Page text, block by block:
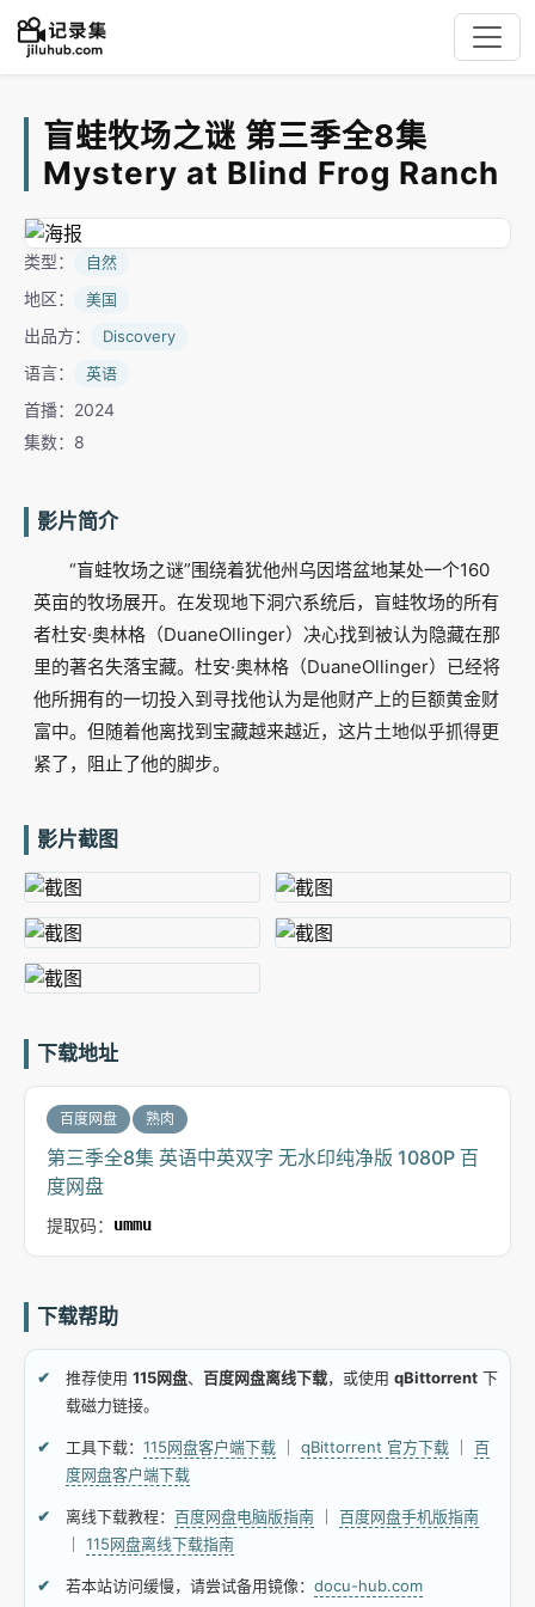
盲蛙牧场之谜 第三季全8集
Mystery at Blind Frog Ranch
类型： 自然
地区： 美国
出品方： Discovery
语言： 英语
首播：2024
集数：8
影片简介
“盲蛙牧场之谜”围绕着犹他州乌因塔盆地某处一个160
英亩的牧场展开。在发现地下洞穴系统后，盲蛙牧场的所有
者杜安·奥林格（DuaneOllinger）决心找到被认为隐藏在那
里的著名失落宝藏。杜安·奥林格（DuaneOllinger）已经将
他所拥有的一切投入到寻找他认为是他财产上的巨额黄金财
富中。但随着他离找到宝藏越来越近，这片土地似乎抓得更
紧了，阻止了他的脚步。
影片截图
下载地址
百度网盘 熟肉
第三季全8集 英语中英双字 无水印纯净版 1080P 百
度网盘
提取码： ummu
下载帮助
推荐使用 115网盘、 百度网盘离线下载，或使用 qBittorrent 下
载磁力链接。
工具下载： 115网盘客户端下载 qBittorrent 官方下载
百
度网盘客户端下载
离线下载教程： 百度网盘电脑版指南
百度网盘手机版指南
115网盘离线下载指南
若本站访问缓慢，请尝试备用镜像： docu-hub.com